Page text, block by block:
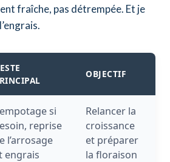
fraîche, pas détrempée. Et je
OBJECTIF
si
reprise
l’arrosage
engrais
Relancer la
croissance
et préparer
la floraison